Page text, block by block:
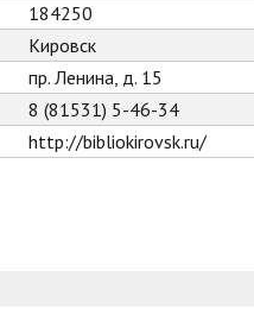
184250
Кировск
пр. Ленина, д. 15
8 (81531) 5-46-34
http://bibliokirovsk.ru/